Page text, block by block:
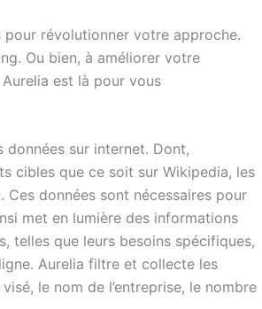
révolutionner votre approche.
Ou bien, à améliorer votre
est là pour vous
sur internet. Dont,
cibles que ce soit sur Wikipedia, les
données sont nécessaires pour
met en lumière des informations
telles que leurs besoins spécifiques,
Aurelia filtre et collecte les
le nom de l’entreprise, le nombre